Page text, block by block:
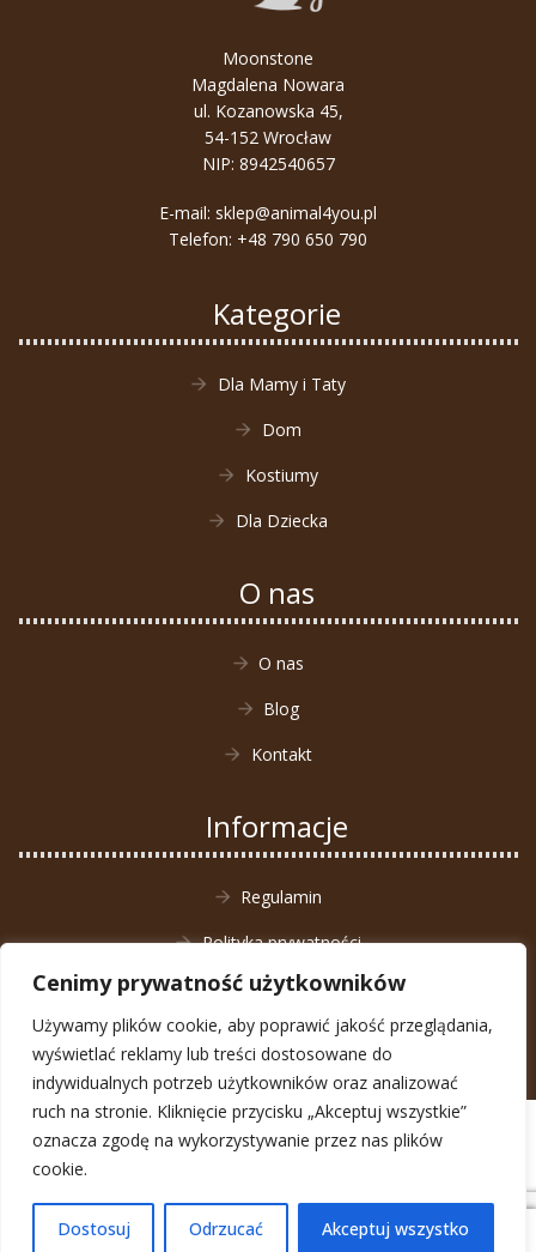
Cenimy prywatność użytkowników
Używamy plików cookie, aby poprawić jakość przeglądania,
wyświetlać reklamy lub treści dostosowane do
indywidualnych potrzeb użytkowników oraz analizować
ruch na stronie. Kliknięcie przycisku „Akceptuj wszystkie”
oznacza zgodę na wykorzystywanie przez nas plików
cookie.
Dostosuj Odrzucać Akceptuj wszystko
Moonstone
Magdalena Nowara
ul. Kozanowska 45,
54-152 Wrocław
NIP: 8942540657
E-mail: sklep@animal4you.pl
Telefon: +48 790 650 790
Kategorie
Dla Mamy i Taty
Dom
Kostiumy
Dla Dziecka
O nas
O nas
Blog
Kontakt
Informacje
Regulamin
Polityka prywatności
Zwrot towaru
0
© Animal4You 2026